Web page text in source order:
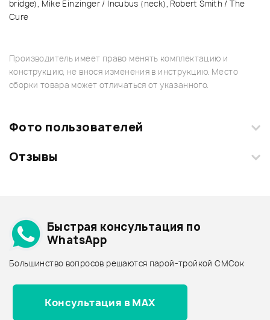
bridge), Mike Einzinger / Incubus (neck), Robert Smith / The
Cure
Производитель имеет право менять комплектацию и
конструкцию, не внося изменения в инструкцию. Место
сборки товара может отличаться от указанного.
Фото пользователей
Загрузите свои фотографии купленного товара и получите
Отзывы
Архив товаров - дешевле
Архив товаров - дороже
Все товары SEYMOUR DUNCAN
Архив товаров - новинки
Быстрая консультация по
WhatsApp
Большинство вопросов решаются парой-тройкой СМСок
Консультация в MAX